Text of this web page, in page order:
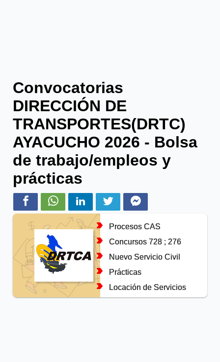
Convocatorias
DIRECCIÓN DE
TRANSPORTES(DRTC)
AYACUCHO 2026 - Bolsa
de trabajo/empleos y
prácticas
Procesos CAS
Concursos 728 ; 276
Nuevo Servicio Civil
Prácticas
Locación de Servicios